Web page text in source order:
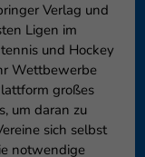
Verlag und
Ligen im
und Hockey
Wettbewerbe
großes
um daran zu
sich selbst
notwendige
Impressum